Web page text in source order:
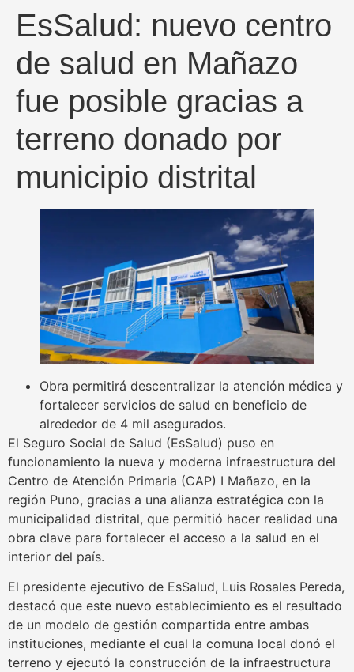
EsSalud: nuevo centro
de salud en Mañazo
fue posible gracias a
terreno donado por
municipio distrital
Obra permitirá descentralizar la atención médica y
fortalecer servicios de salud en beneficio de
alrededor de 4 mil asegurados.
El Seguro Social de Salud (EsSalud) puso en
funcionamiento la nueva y moderna infraestructura del
Centro de Atención Primaria (CAP) I Mañazo, en la
región Puno, gracias a una alianza estratégica con la
municipalidad distrital, que permitió hacer realidad una
obra clave para fortalecer el acceso a la salud en el
interior del país.
El presidente ejecutivo de EsSalud, Luis Rosales Pereda,
destacó que este nuevo establecimiento es el resultado
de un modelo de gestión compartida entre ambas
instituciones, mediante el cual la comuna local donó el
terreno y ejecutó la construcción de la infraestructura